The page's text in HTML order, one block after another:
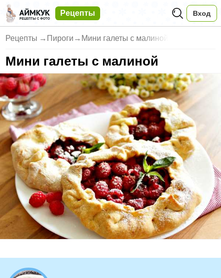
Рецепты Вход
Рецепты → Пироги → Мини галеты с малиной
Мини галеты с малиной